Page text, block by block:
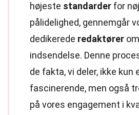
højeste standarder for
pålidelighed, gennemgår
dedikerede redaktører
indsendelse. Denne
de fakta, vi deler, ikke kun
fascinerende, men også
på vores engagement i